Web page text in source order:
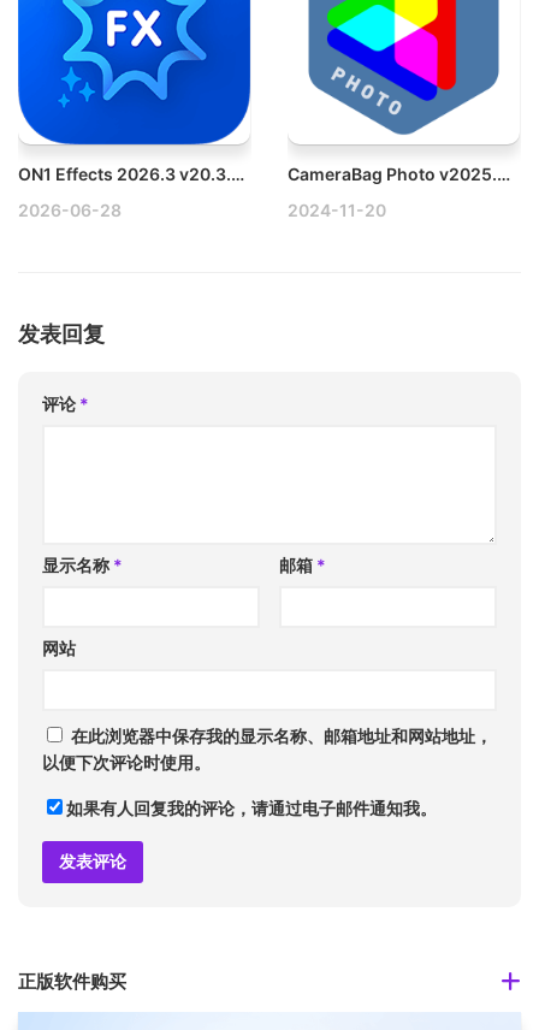
ON1 Effects 2026.3 v20.3.0.18187 Win照片效果软件插件破解版
2026-06-28
CameraBag Photo v2025.0.0 Win专业照片滤镜软件破解版
2024-11-20
发表回复
评论 *
显示名称 * 邮箱 *
网站
在此浏览器中保存我的显示名称、邮箱地址和网站地址，
以便下次评论时使用。
如果有人回复我的评论，请通过电子邮件通知我。
正版软件购买